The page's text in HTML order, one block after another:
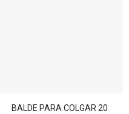
BALDE PARA COLGAR 20